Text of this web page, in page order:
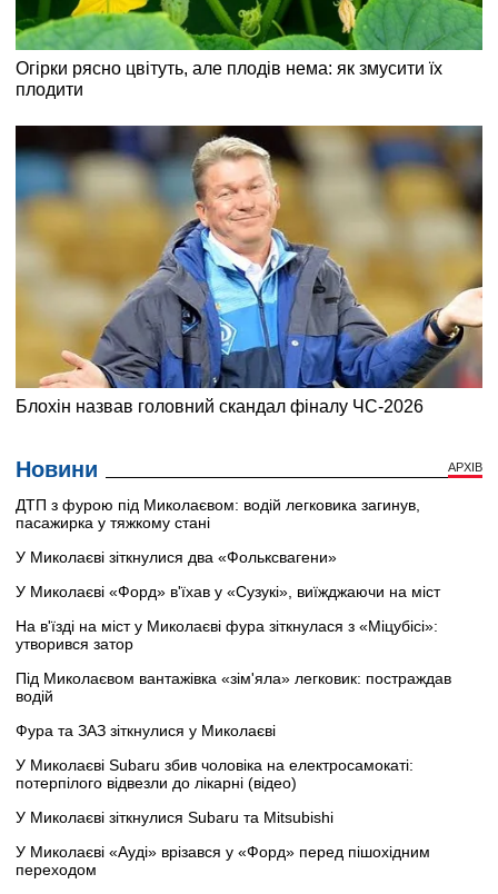
Новини АРХІВ
ДТП з фурою під Миколаєвом: водій легковика загинув,
пасажирка у тяжкому стані
У Миколаєві зіткнулися два «Фольксвагени»
У Миколаєві «Форд» в'їхав у «Сузукі», виїжджаючи на міст
На в'їзді на міст у Миколаєві фура зіткнулася з «Міцубісі»:
утворився затор
Під Миколаєвом вантажівка «зім'яла» легковик: постраждав
водій
Фура та ЗАЗ зіткнулися у Миколаєві
У Миколаєві Subaru збив чоловіка на електросамокаті:
потерпілого відвезли до лікарні (відео)
У Миколаєві зіткнулися Subaru та Mitsubishi
У Миколаєві «Ауді» врізався у «Форд» перед пішохідним
переходом